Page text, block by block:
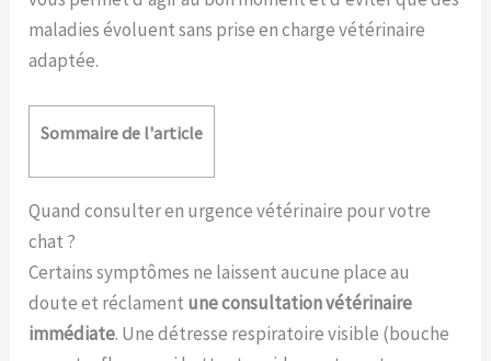
maladies évoluent sans prise en charge vétérinaire
adaptée.
Sommaire de l'article
Quand consulter en urgence vétérinaire pour votre
chat ?
Certains symptômes ne laissent aucune place au
doute et réclament une consultation vétérinaire
immédiate. Une détresse respiratoire visible (bouche